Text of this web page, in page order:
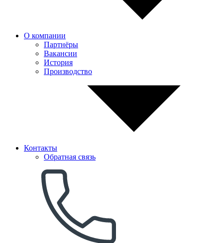
О компании
Партнёры
Вакансии
История
Производство
Контакты
Обратная связь